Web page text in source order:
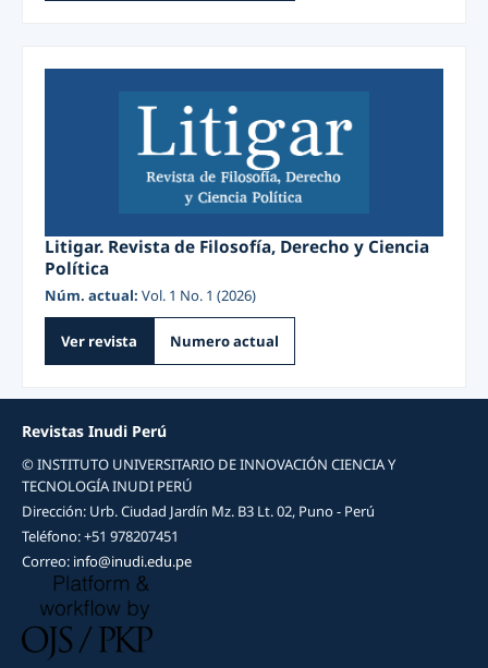
Litigar. Revista de Filosofía, Derecho y Ciencia
Política
Núm. actual: Vol. 1 No. 1 (2026)
Ver revista Numero actual
Revistas Inudi Perú
© INSTITUTO UNIVERSITARIO DE INNOVACIÓN CIENCIA Y
TECNOLOGÍA INUDI PERÚ
Dirección: Urb. Ciudad Jardín Mz. B3 Lt. 02, Puno - Perú
Teléfono: +51 978207451
Correo: info@inudi.edu.pe